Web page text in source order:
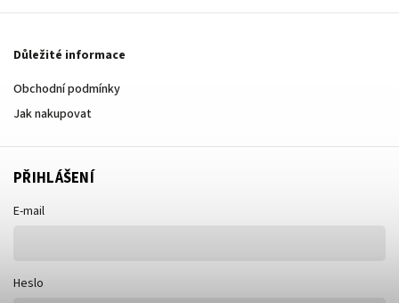
Důležité informace
Obchodní podmínky
Jak nakupovat
PŘIHLÁŠENÍ
E-mail
Heslo